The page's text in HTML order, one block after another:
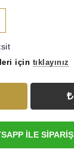
için tıklayınız
İLE